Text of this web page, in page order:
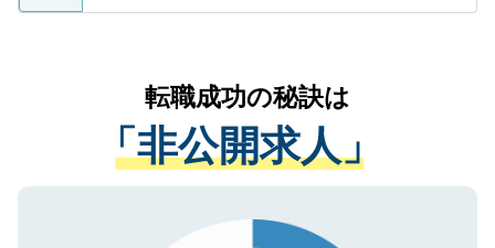
ているすべての個人データはご本人の許可
は、個人情報の取り扱いについての厳密な
管理基準を満たした事業者のみに付与され
る、プライバシーマークを取得済みです。
で、機密保持に関してもご安心ください。
かがいして、現在の医療機関の状況や紹介
経験をまじえながら、適切なアドバイスを
させていただきます。すぐにご転職をされ
ない方には、長期的なサポートが可能です
ので、まずはご登録ください。
転職成功の秘訣は
「非公開求人」